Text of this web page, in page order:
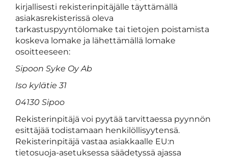
kirjallisesti rekisterinpitäjälle täyttämällä
asiakasrekisterissä oleva
tarkastuspyyntölomake tai tietojen poistamista
koskeva lomake ja lähettämällä lomake
osoitteeseen:
Sipoon Syke Oy Ab
Iso kylätie 31
04130 Sipoo
Rekisterinpitäjä voi pyytää tarvittaessa pyynnön
esittäjää todistamaan henkilöllisyytensä.
Rekisterinpitäjä vastaa asiakkaalle EU:n
tietosuoja-asetuksessa säädetyssä ajassa